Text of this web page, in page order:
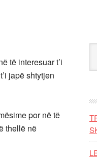
të interesuar t’i
japë shtytjen
por në të
thellë në